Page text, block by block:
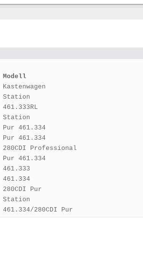
Modell
Kastenwagen
Station
461.333RL
Station
Pur 461.334
Pur 461.334
280CDI Professional
Pur 461.334
461.333
461.334
280CDI Pur
Station
461.334/280CDI Pur